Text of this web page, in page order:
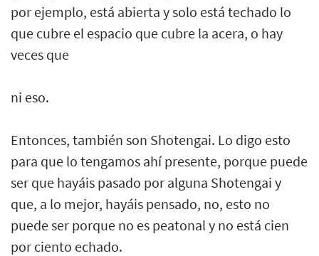
por ejemplo, está abierta y solo está techado lo
que cubre el espacio que cubre la acera, o hay
veces que
ni eso.
Entonces, también son Shotengai. Lo digo esto
para que lo tengamos ahí presente, porque puede
ser que hayáis pasado por alguna Shotengai y
que, a lo mejor, hayáis pensado, no, esto no
puede ser porque no es peatonal y no está cien
por ciento echado.